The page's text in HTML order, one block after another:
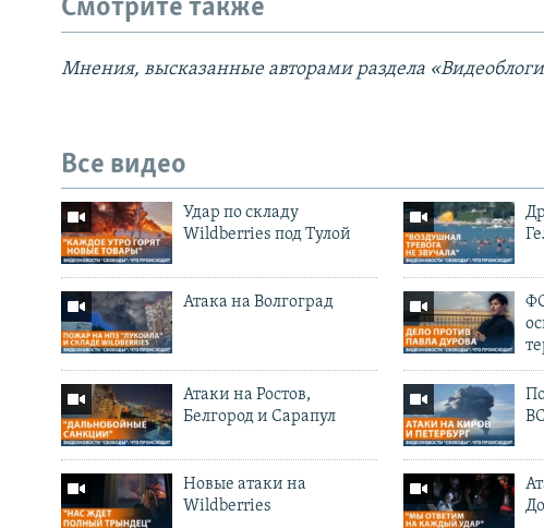
Смотрите также
Мнения, высказанные авторами раздела
Все видео
Удар по складу
Wildberries под Тулой
Атака на Волгоград
Атаки на Ростов,
Белгород и Сарапул
Новые атаки на
Wildberries